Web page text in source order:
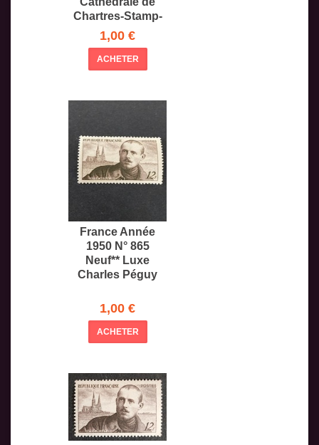
Chartres-Stamp-
Yt.86
1,00 €
ACHETER
France Année
1950 N° 865
Neuf** Luxe
Charles Péguy
1,00 €
ACHETER